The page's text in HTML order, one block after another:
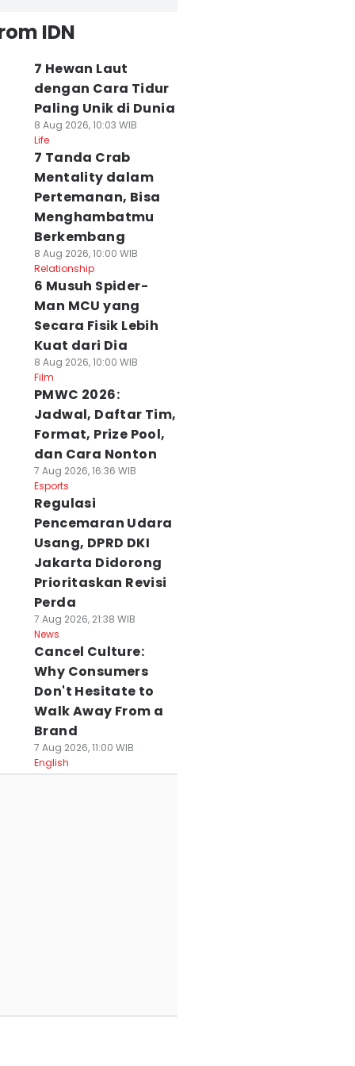
IDN
7 Hewan Laut
dengan Cara Tidur
Paling Unik di Dunia
8 Aug 2026, 10:03 WIB
Life
7 Tanda Crab
Mentality dalam
Pertemanan, Bisa
Menghambatmu
Berkembang
8 Aug 2026, 10:00 WIB
Relationship
6 Musuh Spider-
Man MCU yang
Secara Fisik Lebih
Kuat dari Dia
8 Aug 2026, 10:00 WIB
Film
PMWC 2026:
Jadwal, Daftar Tim,
Format, Prize Pool,
dan Cara Nonton
7 Aug 2026, 16:36 WIB
Esports
Regulasi
Pencemaran Udara
Usang, DPRD DKI
Jakarta Didorong
Prioritaskan Revisi
Perda
7 Aug 2026, 21:38 WIB
News
Cancel Culture:
Why Consumers
Don't Hesitate to
Walk Away From a
Brand
7 Aug 2026, 11:00 WIB
English